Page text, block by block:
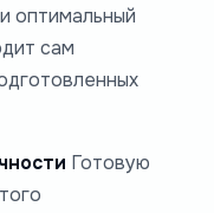
оптимальный
сам
Готовую